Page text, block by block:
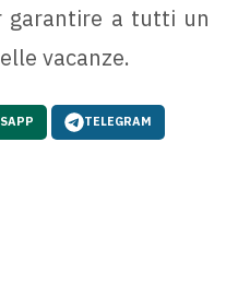
a tutti un
vacanze.
TELEGRAM